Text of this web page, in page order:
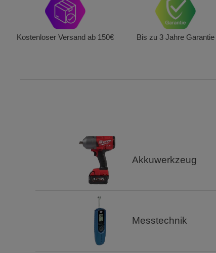
Kostenloser Versand ab 150€ Bis zu 3 Jahre Garantie
Akkuwerkzeug
Messtechnik